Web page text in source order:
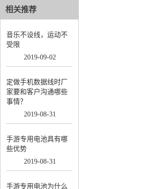
相关推荐
音乐不设线，运动不
受限
2019-09-02
定做手机数据线时厂
家要和客户沟通哪些
事情？
2019-08-31
手游专用电池具有哪
些优势
2019-08-31
手游专用电池为什么